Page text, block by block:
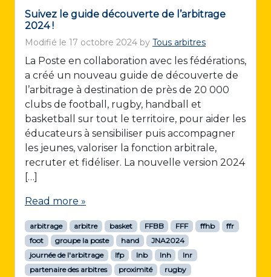
Suivez le guide découverte de l’arbitrage
2024 !
Modifié le 17 octobre 2024 by Tous arbitres
La Poste en collaboration avec les fédérations,
a créé un nouveau guide de découverte de
l’arbitrage à destination de près de 20 000
clubs de football, rugby, handball et
basketball sur tout le territoire, pour aider les
éducateurs à sensibiliser puis accompagner
les jeunes, valoriser la fonction arbitrale,
recruter et fidéliser. La nouvelle version 2024
[…]
Read more »
arbitrage arbitre basket FFBB FFF ffhb
ffr
foot
groupe la poste hand
JNA2024
journée de l'arbitrage
lfp lnb lnh
lnr
partenaire des arbitres
proximité
rugby